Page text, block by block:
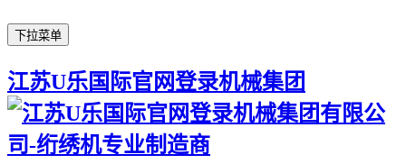
下拉菜单
江苏U乐国际官网登录机械集团